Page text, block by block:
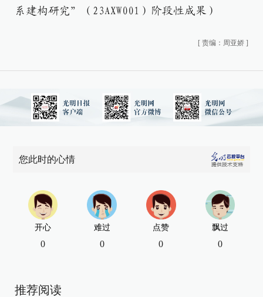
系建构研究”（23AXW001）阶段性成果）
[ 责编：周亚娇 ]
您此时的心情
开心
0
难过
0
点赞
0
飘过
0
推荐阅读